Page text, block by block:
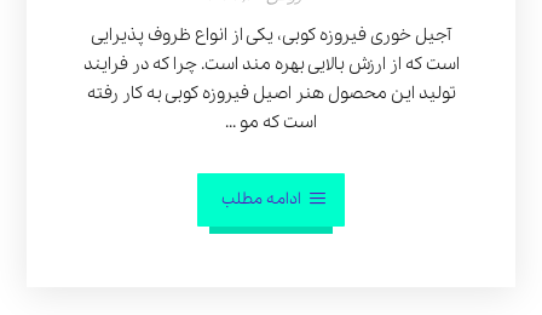
آجیل خوری فیروزه کوبی، یکی از انواع ظروف پذیرایی
است که از ارزش بالایی بهره مند است. چرا که در فرایند
تولید این محصول هنر اصیل فیروزه کوبی به کار رفته
است که مو ...
ادامه مطلب